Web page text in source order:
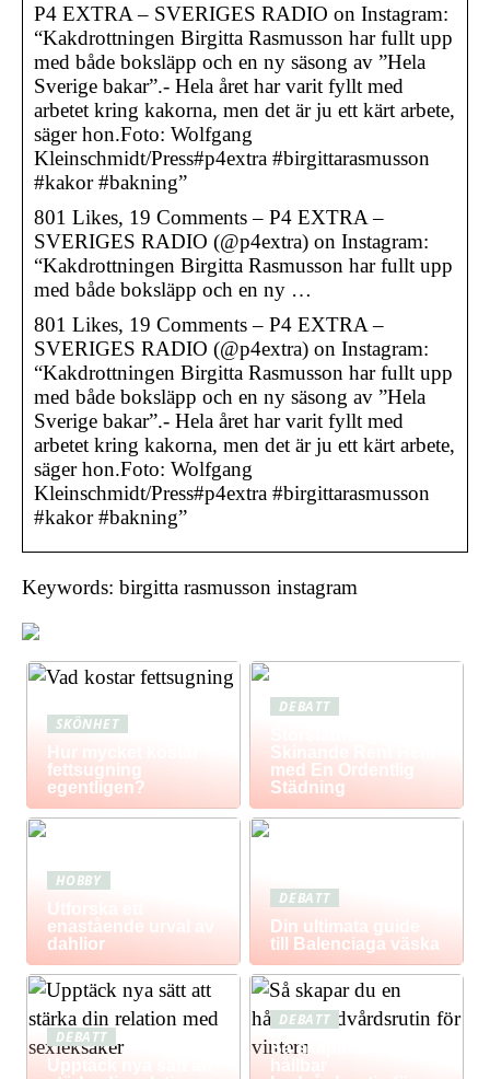
P4 EXTRA – SVERIGES RADIO on Instagram:
“Kakdrottningen Birgitta Rasmusson har fullt upp
med både boksläpp och en ny säsong av ”Hela
Sverige bakar”.- Hela året har varit fyllt med
arbetet kring kakorna, men det är ju ett kärt arbete,
säger hon.Foto: Wolfgang
Kleinschmidt/Press#p4extra #birgittarasmusson
#kakor #bakning”
801 Likes, 19 Comments – P4 EXTRA –
SVERIGES RADIO (@p4extra) on Instagram:
“Kakdrottningen Birgitta Rasmusson har fullt upp
med både boksläpp och en ny …
801 Likes, 19 Comments – P4 EXTRA –
SVERIGES RADIO (@p4extra) on Instagram:
“Kakdrottningen Birgitta Rasmusson har fullt upp
med både boksläpp och en ny säsong av ”Hela
Sverige bakar”.- Hela året har varit fyllt med
arbetet kring kakorna, men det är ju ett kärt arbete,
säger hon.Foto: Wolfgang
Kleinschmidt/Press#p4extra #birgittarasmusson
#kakor #bakning”
Keywords: birgitta rasmusson instagram
SKÖNHET
Hur mycket kostar
fettsugning
egentligen?
DEBATT
Skinande Rent Hem
med En Ordentlig
Städning
HOBBY
Utforska ett
enastående urval av
dahlior
DEBATT
Din ultimata guide
till Balenciaga väska
DEBATT
Upptäck nya sätt att
DEBATT
Så skapar du en
hållbar